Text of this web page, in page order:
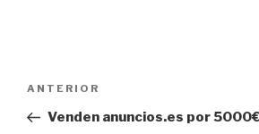
entradas
Entrada
anterior:
ANTERIOR
Venden anuncios.es por 5000€